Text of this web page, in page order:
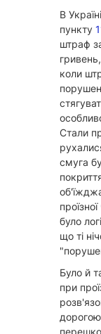
В
пункту
штраф
коли
Стали
смуга
було
що ті
Було й
при